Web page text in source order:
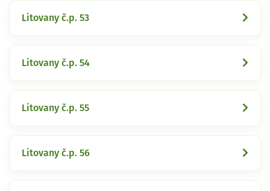
Litovany č.p. 53
Litovany č.p. 54
Litovany č.p. 55
Litovany č.p. 56